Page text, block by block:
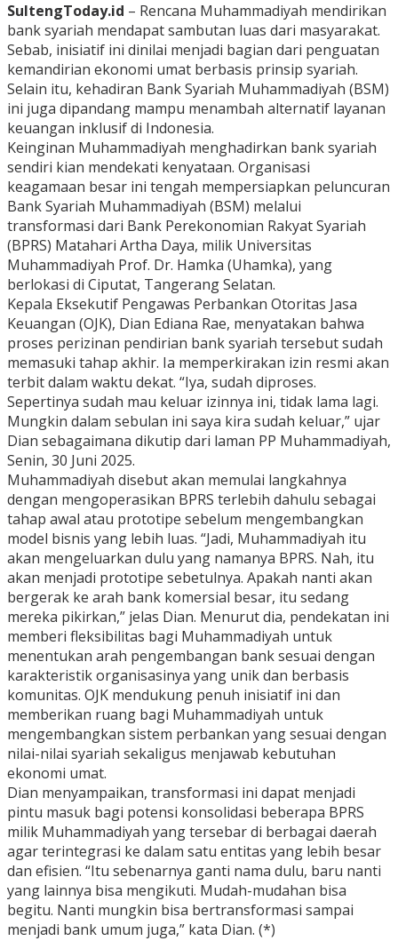
SultengToday.id – Rencana Muhammadiyah mendirikan
bank syariah mendapat sambutan luas dari masyarakat.
Sebab, inisiatif ini dinilai menjadi bagian dari penguatan
kemandirian ekonomi umat berbasis prinsip syariah.
Selain itu, kehadiran Bank Syariah Muhammadiyah (BSM)
ini juga dipandang mampu menambah alternatif layanan
keuangan inklusif di Indonesia.
Keinginan Muhammadiyah menghadirkan bank syariah
sendiri kian mendekati kenyataan. Organisasi
keagamaan besar ini tengah mempersiapkan peluncuran
Bank Syariah Muhammadiyah (BSM) melalui
transformasi dari Bank Perekonomian Rakyat Syariah
(BPRS) Matahari Artha Daya, milik Universitas
Muhammadiyah Prof. Dr. Hamka (Uhamka), yang
berlokasi di Ciputat, Tangerang Selatan.
Kepala Eksekutif Pengawas Perbankan Otoritas Jasa
Keuangan (OJK), Dian Ediana Rae, menyatakan bahwa
proses perizinan pendirian bank syariah tersebut sudah
memasuki tahap akhir. Ia memperkirakan izin resmi akan
terbit dalam waktu dekat. “Iya, sudah diproses.
Sepertinya sudah mau keluar izinnya ini, tidak lama lagi.
Mungkin dalam sebulan ini saya kira sudah keluar,” ujar
Dian sebagaimana dikutip dari laman PP Muhammadiyah,
Senin, 30 Juni 2025.
Muhammadiyah disebut akan memulai langkahnya
dengan mengoperasikan BPRS terlebih dahulu sebagai
tahap awal atau prototipe sebelum mengembangkan
model bisnis yang lebih luas. “Jadi, Muhammadiyah itu
akan mengeluarkan dulu yang namanya BPRS. Nah, itu
akan menjadi prototipe sebetulnya. Apakah nanti akan
bergerak ke arah bank komersial besar, itu sedang
mereka pikirkan,” jelas Dian. Menurut dia, pendekatan ini
memberi fleksibilitas bagi Muhammadiyah untuk
menentukan arah pengembangan bank sesuai dengan
karakteristik organisasinya yang unik dan berbasis
komunitas. OJK mendukung penuh inisiatif ini dan
memberikan ruang bagi Muhammadiyah untuk
mengembangkan sistem perbankan yang sesuai dengan
nilai-nilai syariah sekaligus menjawab kebutuhan
ekonomi umat.
Dian menyampaikan, transformasi ini dapat menjadi
pintu masuk bagi potensi konsolidasi beberapa BPRS
milik Muhammadiyah yang tersebar di berbagai daerah
agar terintegrasi ke dalam satu entitas yang lebih besar
dan efisien. “Itu sebenarnya ganti nama dulu, baru nanti
yang lainnya bisa mengikuti. Mudah-mudahan bisa
begitu. Nanti mungkin bisa bertransformasi sampai
menjadi bank umum juga,” kata Dian. (*)